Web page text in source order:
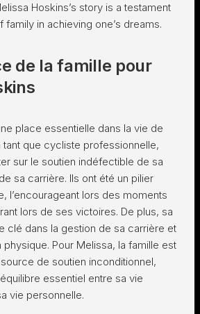
Hoskins’s story is a testament
in achieving one’s dreams.
de la famille pour
place essentielle dans la vie de
tant que cycliste professionnelle,
sur le soutien indéfectible de sa
sa carrière. Ils ont été un pilier
l’encourageant lors des moments
lors de ses victoires. De plus, sa
clé dans la gestion de sa carrière et
physique. Pour Melissa, la famille est
de soutien inconditionnel,
essentiel entre sa vie
vie personnelle.